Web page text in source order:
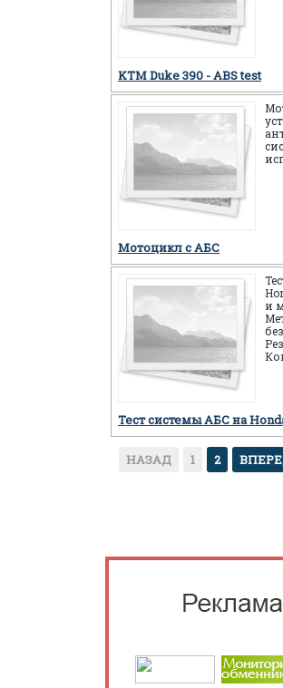
KTM Duke 390 - ABS test
Мотоцикл c АБС
и
Тест системы АБС на
НАЗАД 1 2